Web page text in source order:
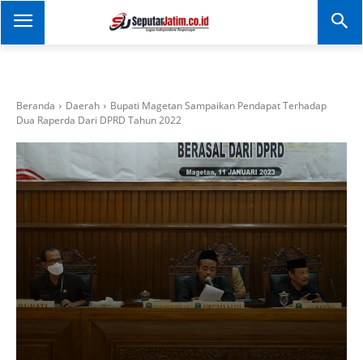
SEPUTAR JATIM
Portal Informasi Dan
Beranda Daerah
Bupati Magetan Sampaikan Pendapat Terhadap
Dua Raperda Dari DPRD Tahun 2022